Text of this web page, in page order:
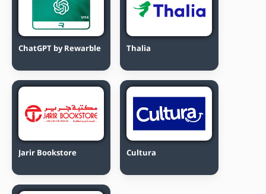
ChatGPT by Rewarble Thalia
Jarir Bookstore Cultura